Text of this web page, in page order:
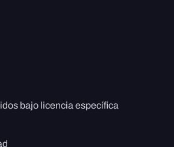
bajo licencia específica